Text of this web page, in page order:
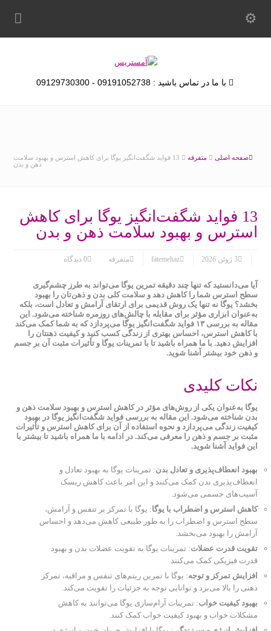
با ما در تماس باشید : 09191052738 - 09129730300
صفحه اصلی متفرقه
13 فواید شگفت‌انگیز یوگا برای کاهش استرس و بهبود سلامت
ذهن و بدن
13 فواید شگفت‌انگیز یوگا برای کاهش
استرس و بهبود سلامت ذهن و بدن
3 ژوئن 2026 fatemehaz متفرقه 0 دیدگاه
آیا می‌دانستید که تنها چند دقیقه تمرین یوگا می‌تواند به طرز چشم‌گیری
سطح استرس شما را کاهش دهد و سلامت کلی بدن و ذهن‌تان را بهبود
بخشد؟ یوگا نه تنها یک روش قدیمی برای ارتقای آرامش و تعادل است، بلکه
به‌عنوان ابزاری مؤثر برای مقابله با چالش‌های روزمره شناخته می‌شود. این
مقاله به بررسی ۱۳ فواید شگفت‌انگیز یوگا می‌پردازد که به شما کمک می‌کند
با کاهش استرس، احساس بهتری از زندگی کسب کنید و کیفیت ذهنتان را
افزایش دهید. با ما همراه باشید تا با تمرینات یوگا و تأثیرات مثبت آن بر جسم
و ذهن خود بیشتر آشنا شوید.
نکات کلیدی
یوگا به‌عنوان یکی از روش‌های مؤثر در کاهش استرس و بهبود سلامت ذهن و
بدن شناخته می‌شود. این مقاله به بررسی فواید شگفت‌انگیز یوگا در بهبود
کیفیت زندگی می‌پردازد و نحوه استفاده از آن برای کاهش استرس و تأثیرات
مثبت بر جسم و ذهن را معرفی می‌کند. در ادامه با ما همراه باشید تا بیشتر با
این فواید آشنا شوید.
بهبود انعطاف‌پذیری و تعادل بدن: تمرینات یوگا به بهبود تعادل و
انعطاف‌پذیری بدن کمک می‌کنند و این امر باعث کاهش ریسک
آسیب‌های جسمی می‌شود.
کاهش استرس و اضطراب با یوگا: یوگا با تمرکز بر تنفس و آرامش،
سطح استرس و اضطراب را به طور طبیعی کاهش می‌دهد و احساس
آرامش را بهبود می‌بخشد.
تقویت قدرت عضلات: تمرینات یوگا به تقویت عضلات بدن و بهبود
قدرت فیزیکی کمک می‌کنند.
افزایش تمرکز و توجه: یوگا با تمرین ریتم‌های تنفس و مراقبه، تمرکز
ذهنی را بالا می‌برد و توانایی توجه به جزئیات را تقویت می‌کند.
بهبود کیفیت خواب: تمرینات آرام‌سازی یوگا می‌توانند به کاهش
مشکلات خواب و بهبود کیفیت خواب کمک کنند.